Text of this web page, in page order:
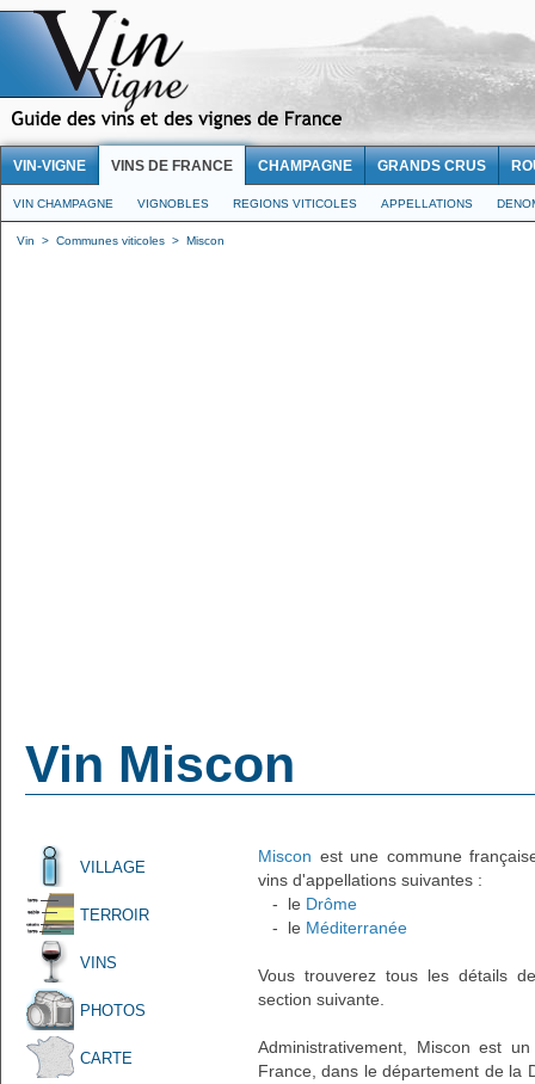
VIN-VIGNE VINS DE FRANCE CHAMPAGNE GRANDS CRUS
VIN CHAMPAGNE VIGNOBLES REGIONS VITICOLES APPELLATIONS
Vin > Communes viticoles > Miscon
Vin Miscon
VILLAGE
TERROIR
VINS
PHOTOS
CARTE
Miscon est une commune
vins d'appellations suivantes :
- le Drôme
- le Méditerranée
Vous trouverez tous les détails
section suivante.
Administrativement, Miscon est
France, dans le département de la